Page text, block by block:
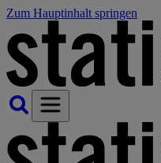
Zum Hauptinhalt springen